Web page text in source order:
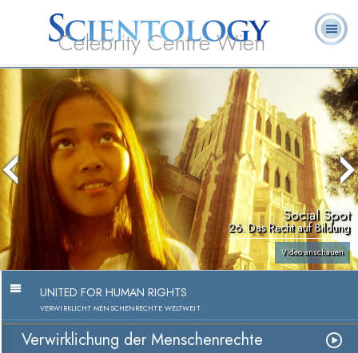
Celebrity Centre Wien
L. Ron
Was ist
Scientology?
Ehrenamtliche
Geistliche
Häufig gestellte
Fragen
Bücher
Social Spot
26. Das Recht auf Bildung
Video anschauen
UNITED FOR HUMAN RIGHTS
VERWIRKLICHT MENSCHENRECHTE WELTWEIT
Verwirklichung der Menschenrechte